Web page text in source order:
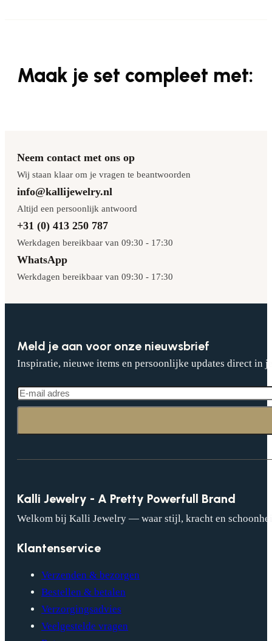
Maak je set compleet met:
Neem contact met ons op
Wij staan klaar om je vragen te beantwoorden
info@kallijewelry.nl
Altijd een persoonlijk antwoord
+31 (0) 413 250 787
Werkdagen bereikbaar van 09:30 - 17:30
WhatsApp
Werkdagen bereikbaar van 09:30 - 17:30
Meld je aan voor onze nieuwsbrief
Inspiratie, nieuwe items en persoonlijke updates direct in
Kalli Jewelry - A Pretty Powerfull Brand
Welkom bij Kalli Jewelry — waar stijl, kracht en
Klantenservice
Verzenden & bezorgen
Bestellen & betalen
Verzorgingsadvies
Veelgestelde vragen